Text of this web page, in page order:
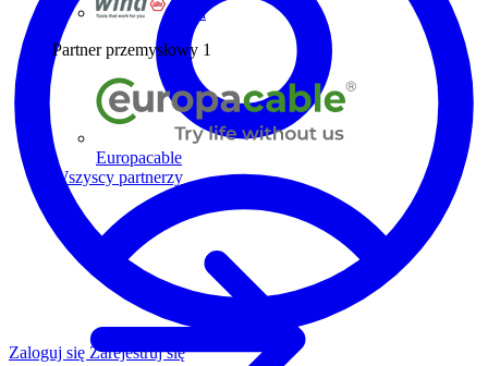
Wiha
Partner przemysłowy 1
Europacable
Wszyscy partnerzy
Zaloguj się Zarejestruj się